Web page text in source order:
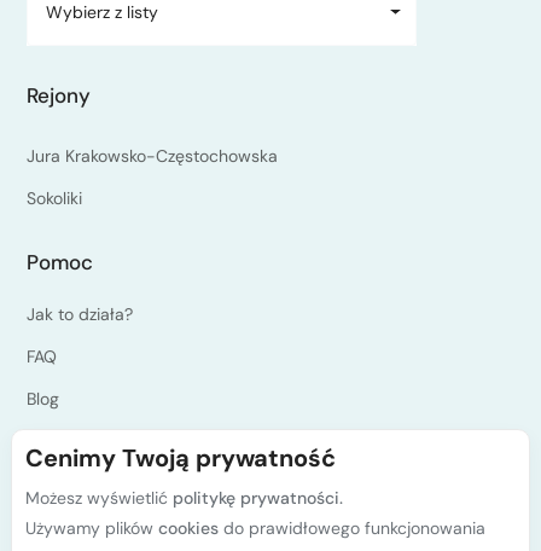
Wybierz z listy
Rejony
Jura Krakowsko-Częstochowska
Sokoliki
Pomoc
Jak to działa?
FAQ
Blog
Polityka prywatności
Cenimy Twoją prywatność
Możesz wyświetlić politykę prywatności.
Używamy plików cookiesdo prawidłowego funkcjonowania